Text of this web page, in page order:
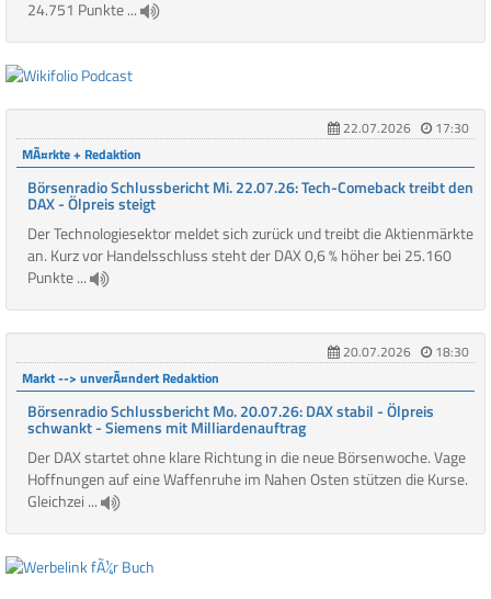
24.751 Punkte ...
22.07.2026
17:30
MÃ¤rkte + Redaktion
Börsenradio Schlussbericht Mi. 22.07.26: Tech-Comeback treibt den
DAX - Ölpreis steigt
Der Technologiesektor meldet sich zurück und treibt die Aktienmärkte
an. Kurz vor Handelsschluss steht der DAX 0,6 % höher bei 25.160
Punkte ...
20.07.2026
18:30
Markt --> unverÃ¤ndert Redaktion
Börsenradio Schlussbericht Mo. 20.07.26: DAX stabil - Ölpreis
schwankt - Siemens mit Milliardenauftrag
Der DAX startet ohne klare Richtung in die neue Börsenwoche. Vage
Hoffnungen auf eine Waffenruhe im Nahen Osten stützen die Kurse.
Gleichzei ...